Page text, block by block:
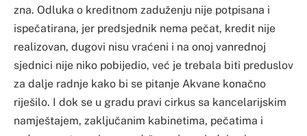
zna. Odluka o kreditnom zaduženju nije potpisana i
ispečatirana, jer predsjednik nema pečat, kredit nije
realizovan, dugovi nisu vraćeni i na onoj vanrednoj
sjednici nije niko pobijedio, već je trebala biti preduslov
za dalje radnje kako bi se pitanje Akvane konačno
riješilo. I dok se u gradu pravi cirkus sa kancelarijskim
namještajem, zaključanim kabinetima, pečatima i